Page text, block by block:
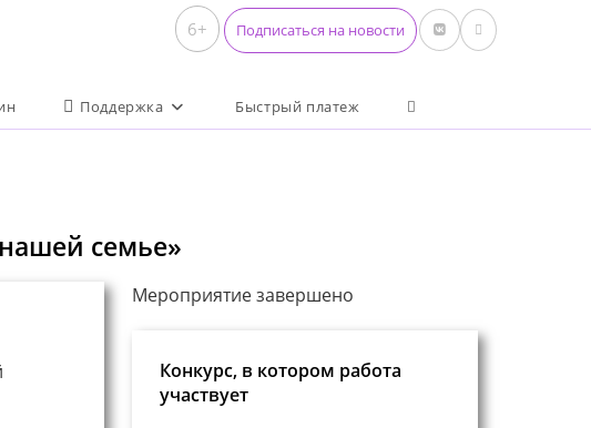
6+ Подписаться на новости
Поддержка Быстрый платеж Переключить поиск по
семье»
Мероприятие завершено
Конкурс, в котором работа
участвует